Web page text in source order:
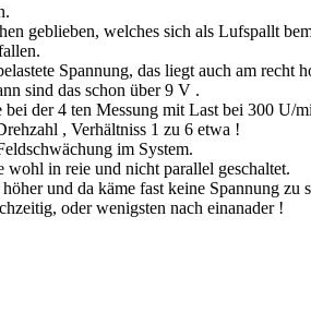
geblieben, welches sich als Lufspallt
Spannung, das liegt auch am recht
sind das schon über 9 V .
der 4 ten Messung mit Last bei 300 U/
, Verhältniss 1 zu 6 etwa !
im System.
in reie und nicht parallel geschaltet.
und da käme fast keine Spannung zu
oder wenigsten nach einanader !